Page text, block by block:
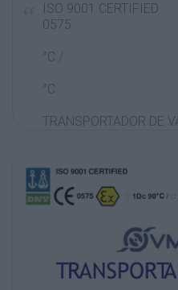
ISO 9001 CERTIFIED
0575
°C /
°C
TRANSPORTADOR DE
www.vmeca.com
¿Por qué su sistema
ha de ser VMECA?